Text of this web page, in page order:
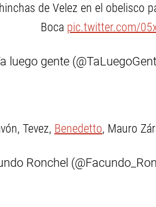
de Velez en el obelisco
Boca pic.twitter.com/
luego gente
Tevez, Benedetto, Mauro
Ronchel